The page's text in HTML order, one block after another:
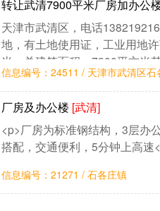
转让武清7900平米厂房加办公
天津市武清区，电话
地，有土地使用证，工业用地
米，总建筑面积：7900平方米
公楼，3层，2400平米，厂房
齐全，绿化：合规搭配，交通
信息编号：24511 / 天津市武清区
厂房及办公楼 [武清]
<p>厂房为标准钢结构，3层办
搭配，交通便利，5分钟上高速
信息编号：21271 / 石各庄镇